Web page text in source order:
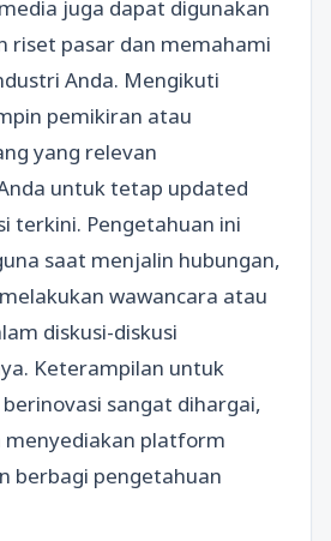
juga dapat digunakan
riset pasar dan memahami
Anda. Mengikuti
pemikiran atau
yang relevan
untuk tetap updated
terkini. Pengetahuan ini
saat menjalin hubungan,
wawancara atau
diskusi-diskusi
Keterampilan untuk
sangat dihargai,
menyediakan platform
berbagi pengetahuan